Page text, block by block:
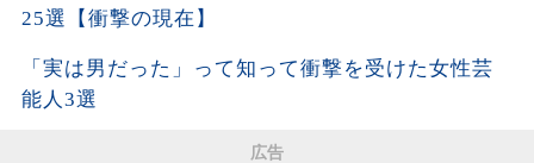
25選【衝撃の現在】
「実は男だった」って知って衝撃を受けた女性芸
能人3選
広告